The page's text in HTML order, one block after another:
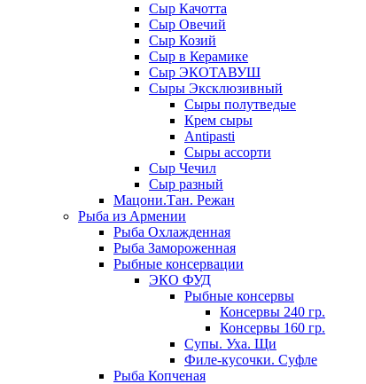
Сыр Качотта
Сыр Овечий
Сыр Козий
Сыр в Керамике
Сыр ЭКОТАВУШ
Сыры Эксклюзивный
Сыры полутведые
Крем сыры
Antipasti
Сыры ассорти
Сыр Чечил
Сыр разный
Мацони.Тан. Режан
Рыба из Армении
Рыба Охлажденная
Рыба Замороженная
Рыбные консервации
ЭКО ФУД
Рыбные консервы
Консервы 240 гр.
Консервы 160 гр.
Супы. Уха. Щи
Филе-кусочки. Суфле
Рыба Копченая